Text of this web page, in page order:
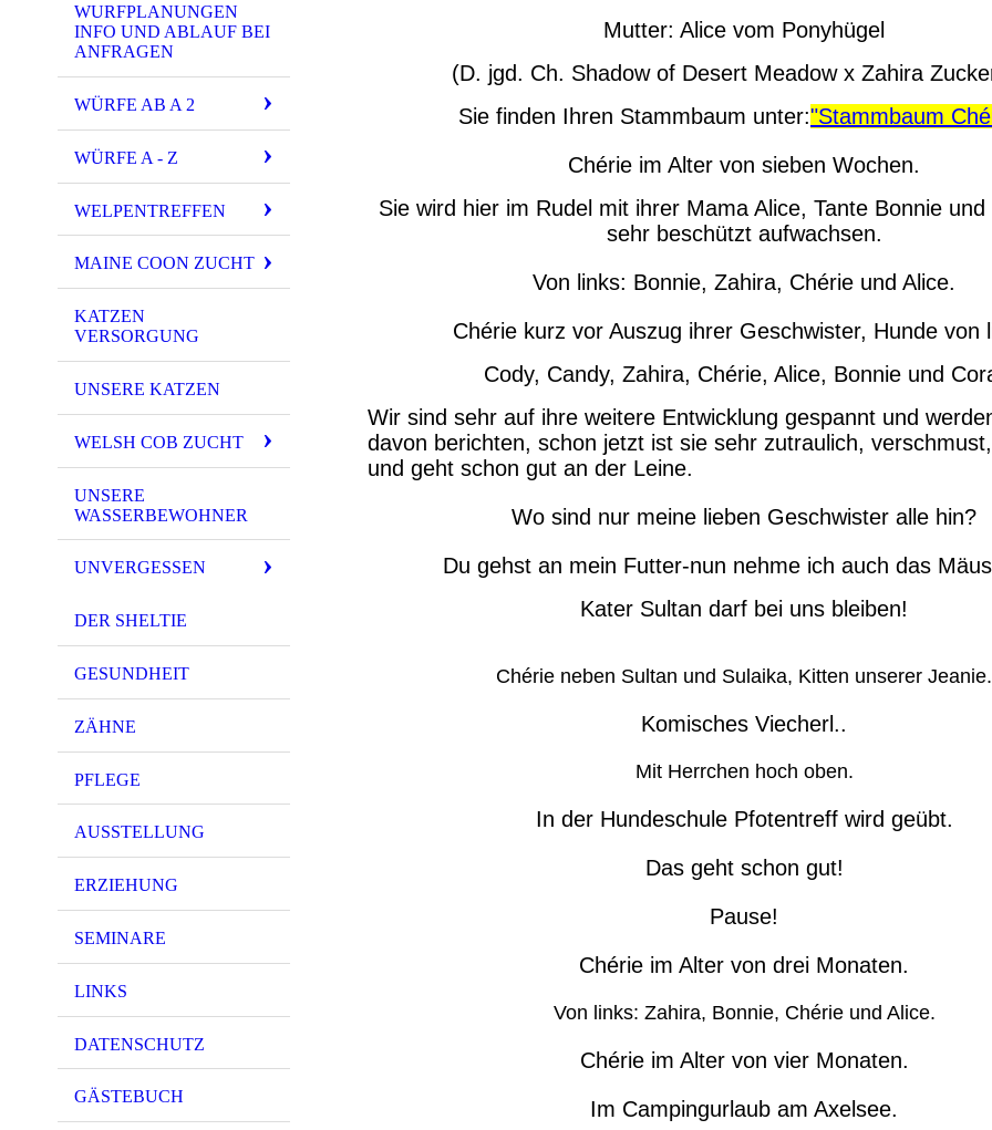
WURFPLANUNGEN
INFO UND ABLAUF BEI
ANFRAGEN
WÜRFE AB A 2
WÜRFE A - Z
WELPENTREFFEN
MAINE COON ZUCHT
KATZEN
VERSORGUNG
UNSERE KATZEN
WELSH COB ZUCHT
UNSERE
WASSERBEWOHNER
UNVERGESSEN
DER SHELTIE
GESUNDHEIT
ZÄHNE
PFLEGE
AUSSTELLUNG
ERZIEHUNG
SEMINARE
LINKS
DATENSCHUTZ
GÄSTEBUCH
Mutter: Alice vom Ponyhügel
(D. jgd. Ch. Shadow of Desert Meadow x Zahira
Sie finden Ihren Stammbaum unter:"Stammbaum
Chérie im Alter von sieben Wochen.
Sie wird hier im Rudel mit ihrer Mama Alice, Tante Bonnie
sehr beschützt aufwachsen.
Von links: Bonnie, Zahira, Chérie und Alice.
Chérie kurz vor Auszug ihrer Geschwister, Hunde von
Cody, Candy, Zahira, Chérie, Alice, Bonnie und
Wir sind sehr auf ihre weitere Entwicklung gespannt und
davon berichten, schon jetzt ist sie sehr zutraulich,
und geht schon gut an der Leine.
Wo sind nur meine lieben Geschwister alle hin?
Du gehst an mein Futter-nun nehme ich auch das
Kater Sultan darf bei uns bleiben!
Chérie neben Sultan und Sulaika, Kitten unserer Jeanie.
Komisches Viecherl..
Mit Herrchen hoch oben.
In der Hundeschule Pfotentreff wird geübt.
Das geht schon gut!
Pause!
Chérie im Alter von drei Monaten.
Von links: Zahira, Bonnie, Chérie und Alice.
Chérie im Alter von vier Monaten.
Im Campingurlaub am Axelsee.